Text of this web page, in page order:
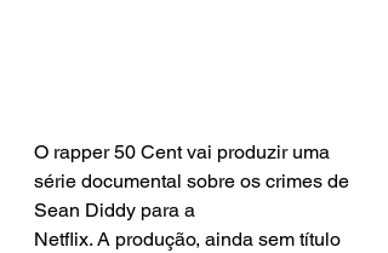
O rapper 50 Cent vai produzir uma
série documental sobre os crimes de
Sean Diddy para a
Netflix. A produção, ainda sem título